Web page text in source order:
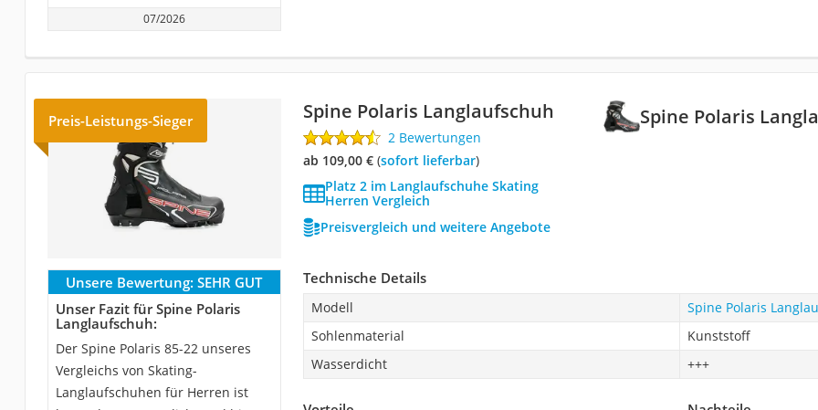
07/2026
Spine Polaris
Preis-Leistungs-Sieger Spine Polaris Langlaufschuh
2 Bewertungen
ab 109,00 €( Sofort lieferbar)
Platz 2 im Langlaufschuhe Skating
Herren Vergleich
Preisvergleich und weitere Angebote
Unsere Bewertung: SEHR GUT
Unser Fazit für Spine Polaris
Langlaufschuh:
Der Spine Polaris 85-22 unseres
Vergleichs von Skating-
Langlaufschuhen für Herren ist
Technische Details
Modell
Spine Polaris
Sohlenmaterial
Kunststoff
Wasserdicht
+++